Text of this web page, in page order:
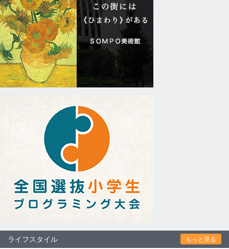
ライフスタイル もっと見る